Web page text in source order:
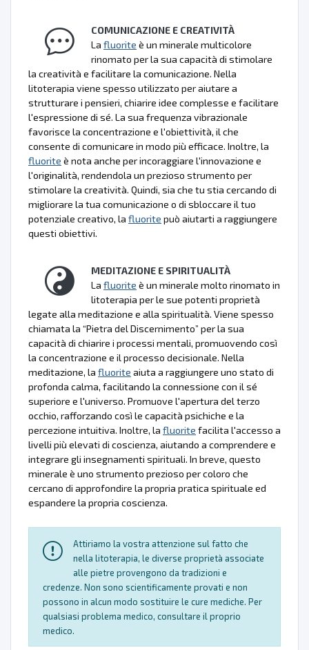
COMUNICAZIONE E CREATIVITÀ
La fluorite è un minerale multicolore
rinomato per la sua capacità di stimolare
la creatività e facilitare la comunicazione. Nella
litoterapia viene spesso utilizzato per aiutare a
strutturare i pensieri, chiarire idee complesse e facilitare
l'espressione di sé. La sua frequenza vibrazionale
favorisce la concentrazione e l'obiettività, il che
consente di comunicare in modo più efficace. Inoltre, la
fluorite è nota anche per incoraggiare l'innovazione e
l'originalità, rendendola un prezioso strumento per
stimolare la creatività. Quindi, sia che tu stia cercando di
migliorare la tua comunicazione o di sbloccare il tuo
potenziale creativo, la fluorite può aiutarti a raggiungere
questi obiettivi.
MEDITAZIONE E SPIRITUALITÀ
La fluorite è un minerale molto rinomato in
litoterapia per le sue potenti proprietà
legate alla meditazione e alla spiritualità. Viene spesso
chiamata la “Pietra del Discernimento” per la sua
capacità di chiarire i processi mentali, promuovendo così
la concentrazione e il processo decisionale. Nella
meditazione, la fluorite aiuta a raggiungere uno stato di
profonda calma, facilitando la connessione con il sé
superiore e l'universo. Promuove l'apertura del terzo
occhio, rafforzando così le capacità psichiche e la
percezione intuitiva. Inoltre, la fluorite facilita l'accesso a
livelli più elevati di coscienza, aiutando a comprendere e
integrare gli insegnamenti spirituali. In breve, questo
minerale è uno strumento prezioso per coloro che
cercano di approfondire la propria pratica spirituale ed
espandere la propria coscienza.
Attiriamo la vostra attenzione sul fatto che
nella litoterapia, le diverse proprietà associate
alle pietre provengono da tradizioni e
credenze. Non sono scientificamente provati e non
possono in alcun modo sostituire le cure mediche. Per
qualsiasi problema medico, consultare il proprio
medico.